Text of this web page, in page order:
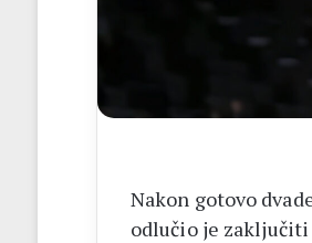
Nakon gotovo
odlučio je zaključiti